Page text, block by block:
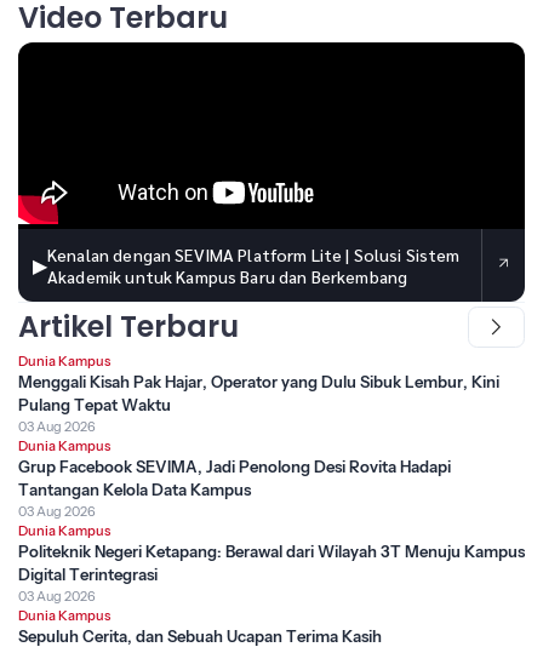
Video Terbaru
▶Kenalan dengan SEVIMA Platform Lite | Solusi Sistem
Akademik untuk Kampus Baru dan Berkembang
Artikel Terbaru
Dunia Kampus
Menggali Kisah Pak Hajar, Operator yang Dulu Sibuk Lembur, Kini
Pulang Tepat Waktu
03 Aug 2026
Dunia Kampus
Grup Facebook SEVIMA, Jadi Penolong Desi Rovita Hadapi
Tantangan Kelola Data Kampus
03 Aug 2026
Dunia Kampus
Politeknik Negeri Ketapang: Berawal dari Wilayah 3T Menuju Kampus
Digital Terintegrasi
03 Aug 2026
Dunia Kampus
Sepuluh Cerita, dan Sebuah Ucapan Terima Kasih